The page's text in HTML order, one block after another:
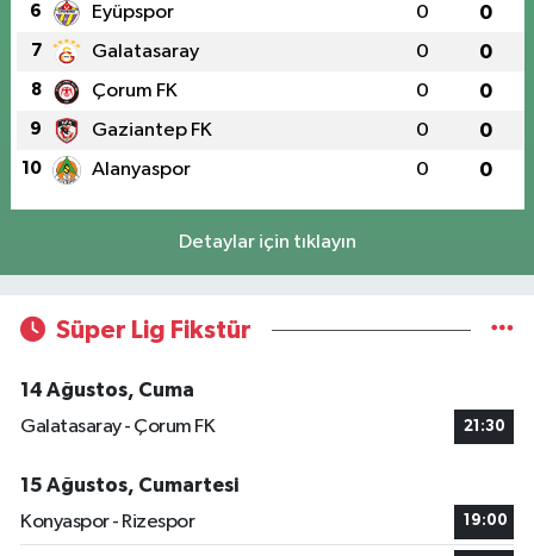
6 Eyüpspor 0 0
7 Galatasaray 0 0
8 Çorum FK 0 0
9 Gaziantep FK 0 0
10 Alanyaspor 0 0
Detaylar için tıklayın
Süper Lig Fikstür
14 Ağustos, Cuma
Galatasaray - Çorum FK
21:30
15 Ağustos, Cumartesi
Konyaspor - Rizespor
19:00